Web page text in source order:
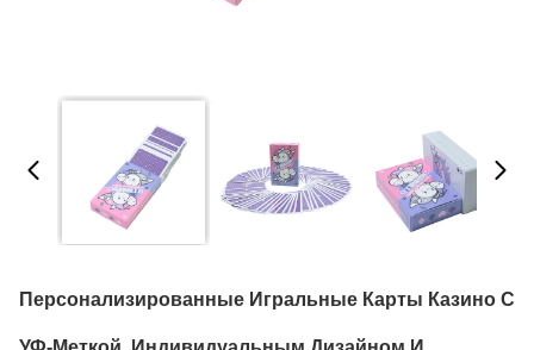
Персонализированные Игральные Карты Казино С